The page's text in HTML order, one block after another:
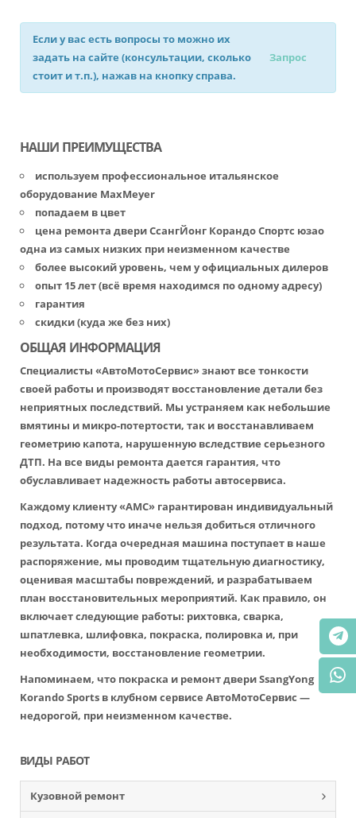
Если у вас есть вопросы то можно их
задать на сайте (консультации, сколько
стоит и т.п.), нажав на кнопку справа.
Запрос
НАШИ ПРЕИМУЩЕСТВА
используем профессиональное итальянское
оборудование MaxMeyer
попадаем в цвет
цена ремонта двери СсангЙонг Корандо Спортс юзао
одна из самых низких при неизменном качестве
более высокий уровень, чем у официальных дилеров
опыт 15 лет (всё время находимся по одному адресу)
гарантия
скидки (куда же без них)
ОБЩАЯ ИНФОРМАЦИЯ
Специалисты «АвтоМотоСервис» знают все тонкости
своей работы и производят восстановление детали без
неприятных последствий. Мы устраняем как небольшие
вмятины и микро-потертости, так и восстанавливаем
геометрию капота, нарушенную вследствие серьезного
ДТП. На все виды ремонта дается гарантия, что
обуславливает надежность работы автосервиса.
Каждому клиенту «АМС» гарантирован индивидуальный
подход, потому что иначе нельзя добиться отличного
результата. Когда очередная машина поступает в наше
распоряжение, мы проводим тщательную диагностику,
оценивая масштабы повреждений, и разрабатываем
план восстановительных мероприятий. Как правило, он
включает следующие работы: рихтовка, сварка,
шпатлевка, шлифовка, покраска, полировка и, при
необходимости, восстановление геометрии.
Напоминаем, что покраска и ремонт двери SsangYong
Korando Sports в клубном сервисе АвтоМотоСервис —
недорогой, при неизменном качестве.
ВИДЫ РАБОТ
Кузовной ремонт